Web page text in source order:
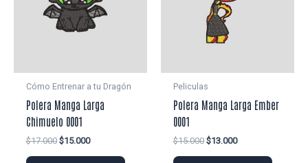
Cómo Entrenar a tu Dragón
Polera Manga Larga
Chimuelo 0001
$17.000 El
$15.000El
Peliculas
Polera Manga Larga Ember
0001
$15.000 El
$13.000El